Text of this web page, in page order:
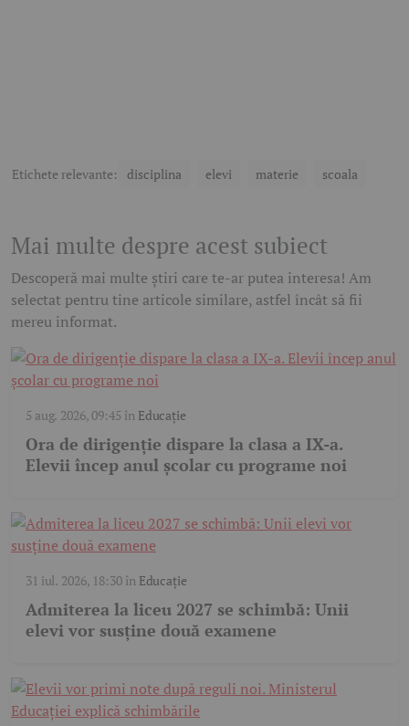
Etichete relevante: disciplina elevi materie scoala
Mai multe despre acest subiect
Descoperă mai multe știri care te-ar putea interesa! Am
selectat pentru tine articole similare, astfel încât să fii
mereu informat.
5 aug. 2026, 09:45 în Educație
Ora de dirigenție dispare la clasa a IX-a.
Elevii încep anul școlar cu programe noi
31 iul. 2026, 18:30în Educație
Admiterea la liceu 2027 se schimbă: Unii
elevi vor susține două examene